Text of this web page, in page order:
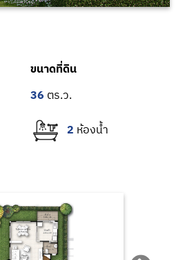
ขนาดที่ดิน
36
2